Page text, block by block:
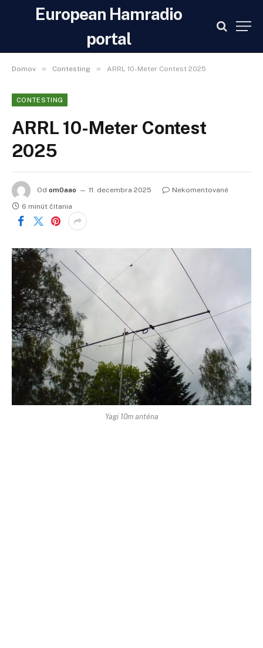
European Hamradio
portal
Domov » Contesting » ARRL 10-Meter Contest 2025
CONTESTING
ARRL 10-Meter Contest
2025
Od om0aao 11. decembra 2025
Nekomentované
6 minút čítania
Yagi 10m anténa